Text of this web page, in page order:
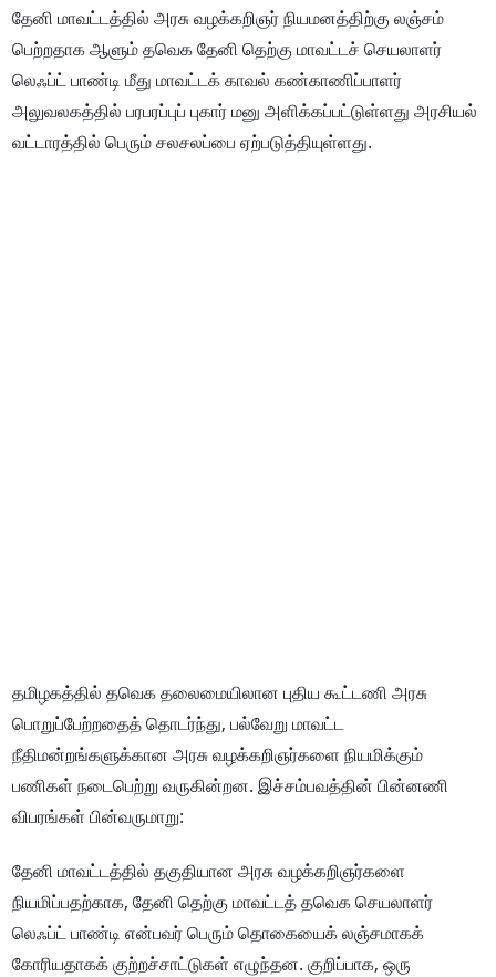
தேனி மாவட்டத்தில் அரசு வழக்கறிஞர் நியமனத்திற்கு லஞ்சம்
பெற்றதாக ஆளும் தவெக தேனி தெற்கு மாவட்டச் செயலாளர்
லெஃப்ட் பாண்டி மீது மாவட்டக் காவல் கண்காணிப்பாளர்
அலுவலகத்தில் பரபரப்புப் புகார் மனு அளிக்கப்பட்டுள்ளது அரசியல்
வட்டாரத்தில் பெரும் சலசலப்பை ஏற்படுத்தியுள்ளது.
தமிழகத்தில் தவெக தலைமையிலான புதிய கூட்டணி அரசு
பொறுப்பேற்றதைத் தொடர்ந்து, பல்வேறு மாவட்ட
நீதிமன்றங்களுக்கான அரசு வழக்கறிஞர்களை நியமிக்கும்
பணிகள் நடைபெற்று வருகின்றன. இச்சம்பவத்தின் பின்னணி
விபரங்கள் பின்வருமாறு:
தேனி மாவட்டத்தில் தகுதியான அரசு வழக்கறிஞர்களை
நியமிப்பதற்காக, தேனி தெற்கு மாவட்டத் தவெக செயலாளர்
லெஃப்ட் பாண்டி என்பவர் பெரும் தொகையைக் லஞ்சமாகக்
கோரியதாகக் குற்றச்சாட்டுகள் எழுந்தன. குறிப்பாக, ஒரு